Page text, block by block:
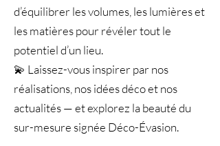
d’équilibrer les volumes, les lumières et
les matières pour révéler tout le
potentiel d’un lieu.
💫 Laissez-vous inspirer par nos
réalisations, nos idées déco et nos
actualités — et explorez la beauté du
sur-mesure signée Déco-Évasion.